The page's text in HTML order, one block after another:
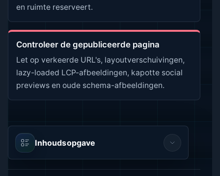
en ruimte reserveert.
Controleer de gepubliceerde pagina
Let op verkeerde URL's, layoutverschuivingen,
lazy-loaded LCP-afbeeldingen, kapotte social
previews en oude schema-afbeeldingen.
Inhoudsopgave